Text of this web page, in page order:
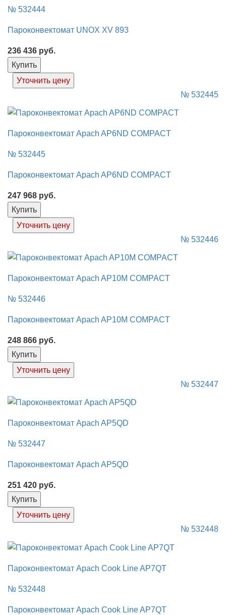
№ 532444
Пароконвектомат UNOX XV 893
236 436 руб.
Купить
Уточнить цену
№ 532445
Пароконвектомат Apach AP6ND COMPACT
№ 532445
Пароконвектомат Apach AP6ND COMPACT
247 968 руб.
Купить
Уточнить цену
№ 532446
Пароконвектомат Apach AP10M COMPACT
№ 532446
Пароконвектомат Apach AP10M COMPACT
248 866 руб.
Купить
Уточнить цену
№ 532447
Пароконвектомат Apach AP5QD
№ 532447
Пароконвектомат Apach AP5QD
251 420 руб.
Купить
Уточнить цену
№ 532448
Пароконвектомат Apach Cook Line AP7QT
№ 532448
Пароконвектомат Apach Cook Line AP7QT